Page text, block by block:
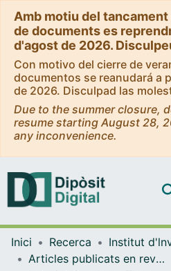
Amb motiu del
de documents es
d'agost de 2026.
Con motivo del cierre de
documentos se reanudará a
de 2026. Disculpad las
Due to the summer closure,
resume starting August 28,
any inconvenience.
Inici Recerca
Articles publicats en revistes (Institut d'lnvestigació Biomèdica de Bellvitge (IDIBELL))